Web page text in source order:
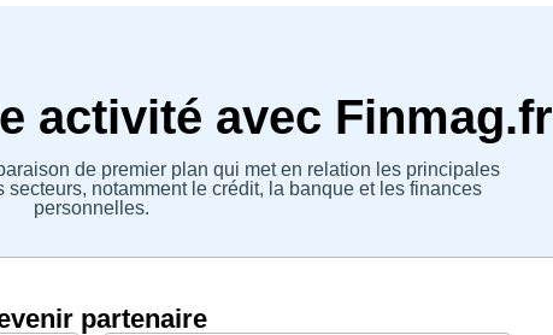
activité avec Finmag.fr
de premier plan qui met en relation les principales
notamment le crédit, la banque et les finances
personnelles.
partenaire